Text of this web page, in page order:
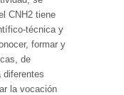
CNH2 tiene
técnica y
formar y
de
diferentes
la vocación